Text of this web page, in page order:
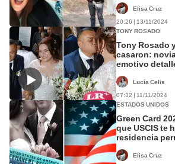
Elisa Cruz
20:26 | 13/11/2024
TONY ROSADO
Tony Rosado
casaron:
emotivo
Lucía Celis
07:32 | 11/11/2024
ESTADOS UNIDOS
Green Card
que USCIS te
residencia
Elisa Cruz